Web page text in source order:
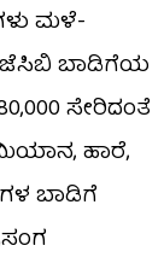
ಮಳೆ-
ಜೆಸಿಬಿ ಬಾಡಿಗೆಯ
ಸೇರಿದಂತೆ
ಹಾರೆ,
ಬಾಡಿಗೆ